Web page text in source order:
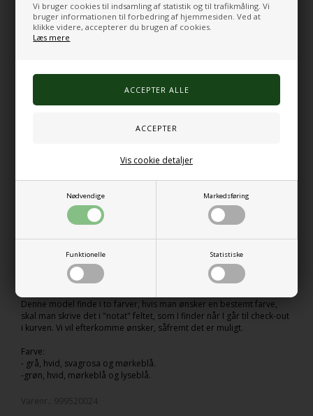
Vi bruger cookies til indsamling af statistik og til trafikmåling. Vi
bruger informationen til forbedring af hjemmesiden. Ved at
klikke videre, accepterer du brugen af cookies.
Læs mere
Nødvendige Markedsføring
Funktionelle Statistiske
Vis cookie detaljer
Tangles som disse anvendes ofte til:
at støtte sanseintegration og taktil bearbejdning
Normalprisen pr. stk. er 99kr., hvilket svarer til en samlet pris på
Pakken er ideel til institutioner og arbejdspladser, hvor flere har
glæde af et sansestimulerende og beroligende redskab.
Denne model finde i to farver, hvis man ønsker en bestemt farve,
skal man skrive det i "notat" feltet, som I finder når I går til check-out
i kurven. Vi vil efterkomme ønsker, såfremt det er muligt.
Farve:
- grå, hvid, svagrosa og mørkeblå.
-grøn, hvid, mørkeblå og lyseblå.
Varenr.: 999520024